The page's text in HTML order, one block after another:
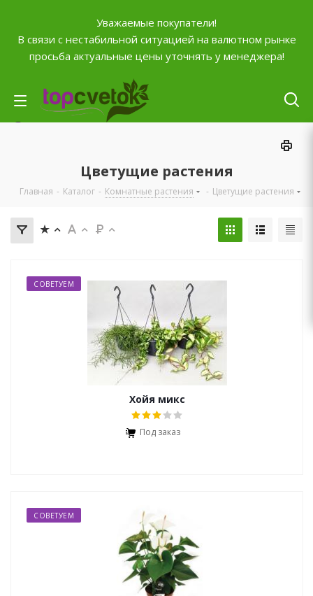
Уважаемые покупатели!
В связи с нестабильной ситуацией на валютном рынке
просьба актуальные цены уточнять у менеджера!
Отложенные
+7 (903) 795-92-42
Время работыПН-ПТ с 10:00 до 20:00
zakaz@topcvetok.ru
Цветущие растения
Главная - Каталог - Комнатные растения - Цветущие растения
СОВЕТУЕМ
Хойя микс
Под заказ
СОВЕТУЕМ